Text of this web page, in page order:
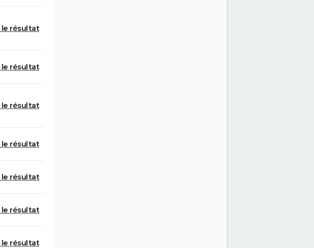
le résultat
le résultat
le résultat
le résultat
le résultat
le résultat
le résultat